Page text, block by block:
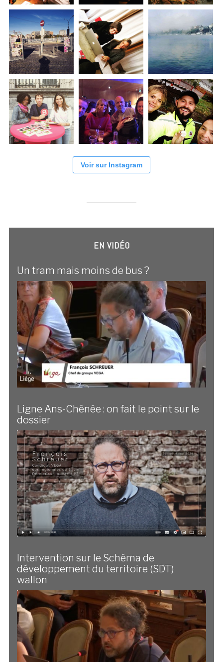
Voir sur Instagram
EN VIDÉO
Un tram mais moins de bus ?
Ligne Ans-Chênée : on fait le point sur le
dossier
Intervention sur le Schéma de
développement du territoire (SDT)
wallon